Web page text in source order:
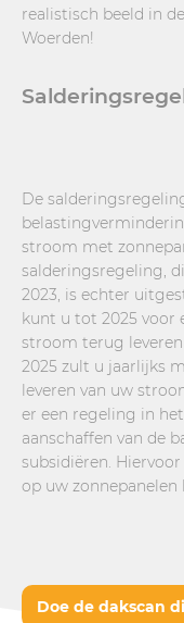
realistisch beeld in
Woerden!
De
stroom met
salderingsregeling,
2023, is echter
kunt u tot 2025
stroom terug
2025 zult u jaarlijks
leveren van uw
er een regeling in
aanschaffen van de
subsidiëren.
op uw
Doe de dakscan